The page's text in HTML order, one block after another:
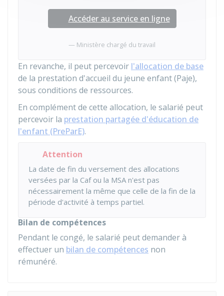
Accéder au service en ligne
Ministère chargé du travail
En revanche, il peut percevoir l'allocation de base
de la prestation d'accueil du jeune enfant (Paje),
sous conditions de ressources.
En complément de cette allocation, le salarié peut
percevoir la prestation partagée d'éducation de
l'enfant (PreParE).
Attention
La date de fin du versement des allocations
versées par la Caf ou la MSA n'est pas
nécessairement la même que celle de la fin de la
période d'activité à temps partiel.
Bilan de compétences
Pendant le congé, le salarié peut demander à
effectuer un bilan de compétences non
rémunéré.